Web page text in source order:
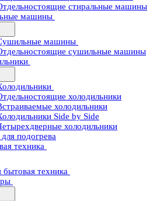
стиральные машины
машины
машины
сушильные машины
холодильники
холодильники
Side by Side
холодильники
подогрева
техника
бытовая техника